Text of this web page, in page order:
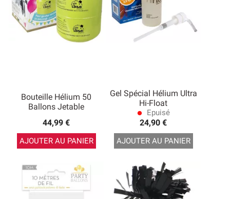
Bouteille Hélium 50
Ballons Jetable
44,99 €
AJOUTER AU PANIER
Gel Spécial Hélium Ultra
Hi-Float
lens Epuisé
24,90 €
AJOUTER AU PANIER